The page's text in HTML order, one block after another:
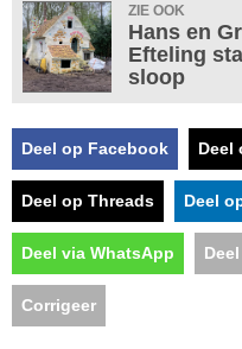
ZIE OOK
Hans en
Efteling
sloop
Deel op Facebook Deel
Deel op Threads Deel
Deel via WhatsApp
Corrigeer